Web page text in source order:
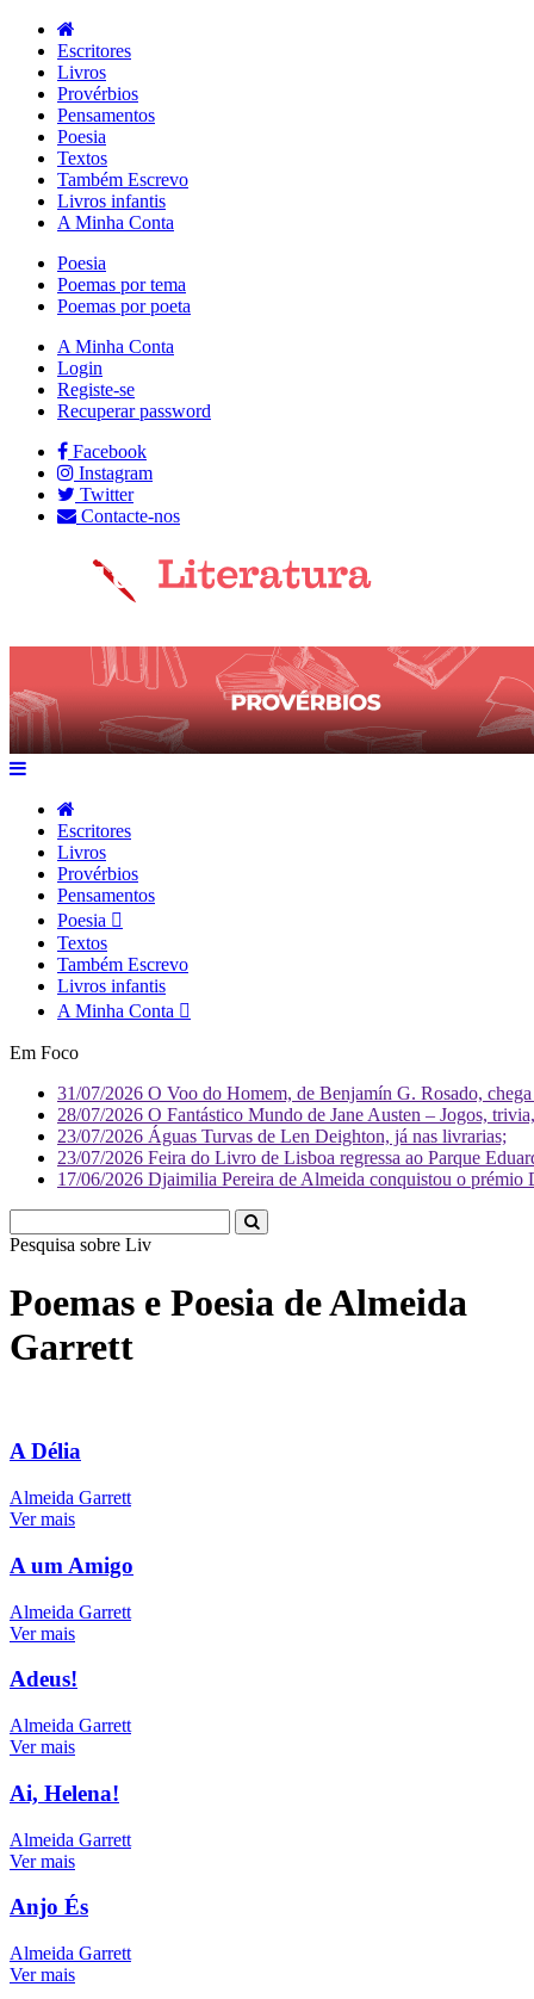
Escritores
Livros
Provérbios
Pensamentos
Poesia
Textos
Também Escrevo
Livros infantis
A Minha Conta
Poesia
Poemas por tema
Poemas por poeta
A Minha Conta
Login
Registe-se
Recuperar password
Facebook
Instagram
Twitter
Contacte-nos
Escritores
Livros
Provérbios
Pensamentos
Poesia
Textos
Também Escrevo
Livros infantis
A Minha Conta
Em Foco
31/07/2026 O Voo do Homem, de Benjamín G. Rosado,
28/07/2026 O Fantástico Mundo de Jane Austen – Jogos,
23/07/2026 Águas Turvas de Len Deighton, já nas livrarias;
23/07/2026 Feira do Livro de Lisboa regressa ao Parque
17/06/2026 Djaimilia Pereira de Almeida conquistou o
Pesquisa sobre Literatura
Poemas e Poesia de Almeida
Garrett
A Délia
Almeida Garrett
Ver mais
A um Amigo
Almeida Garrett
Ver mais
Adeus!
Almeida Garrett
Ver mais
Ai, Helena!
Almeida Garrett
Ver mais
Anjo És
Almeida Garrett
Ver mais